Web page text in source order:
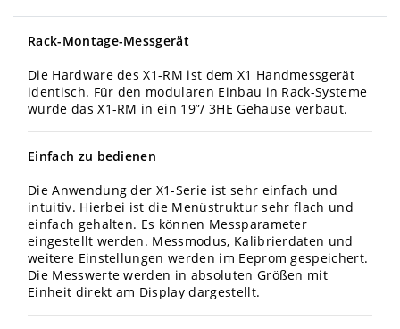
Rack-Montage-Messgerät
Die Hardware des X1-RM ist dem X1 Handmessgerät
identisch. Für den modularen Einbau in Rack-Systeme
wurde das X1-RM in ein 19”/ 3HE Gehäuse verbaut.
Einfach zu bedienen
Die Anwendung der X1-Serie ist sehr einfach und
intuitiv. Hierbei ist die Menüstruktur sehr flach und
einfach gehalten. Es können Messparameter
eingestellt werden. Messmodus, Kalibrierdaten und
weitere Einstellungen werden im Eeprom gespeichert.
Die Messwerte werden in absoluten Größen mit
Einheit direkt am Display dargestellt.